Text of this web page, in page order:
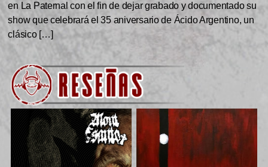
en La Paternal con el fin de dejar grabado y documentado su
show que celebrará el 35 aniversario de Ácido Argentino, un
clásico […]